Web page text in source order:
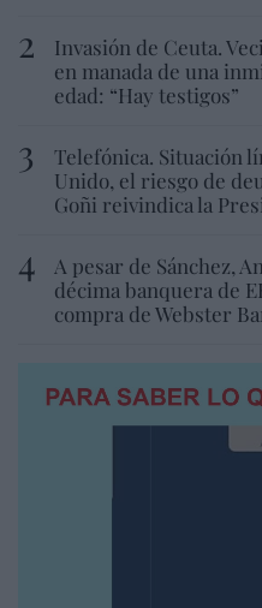
Invasión de Ceuta.
en manada de una
edad: “Hay testigos”
Telefónica. Situación
Unido, el riesgo de
Goñi reivindica la
A pesar de Sánchez,
décima banquera de
compra de Webster